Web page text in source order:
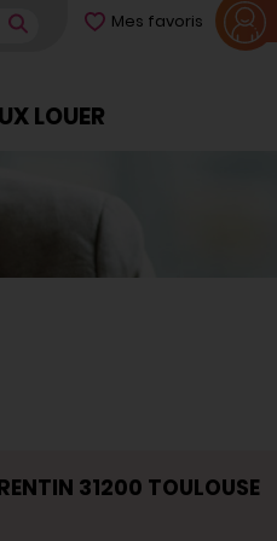
Mes favoris
LOUER
31200 TOULOUSE